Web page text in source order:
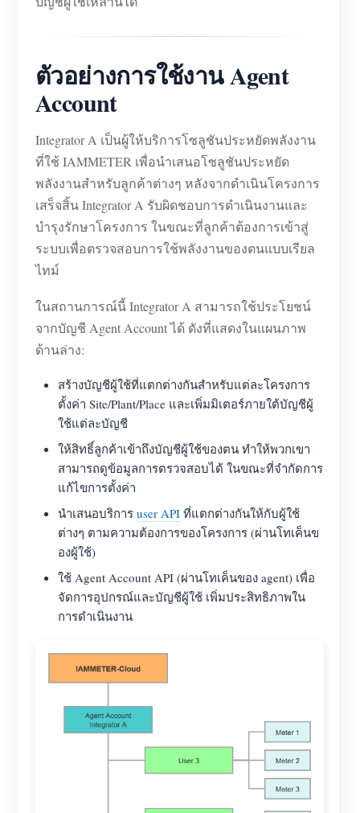
ตัวอย่างการใช้งาน Agent
Account
Integrator A เป็นผู้ให้บริการโซลูชันประหยัดพลังงาน
ที่ใช้ IAMMETER เพื่อนำเสนอโซลูชันประหยัด
พลังงานสำหรับลูกค้าต่างๆ หลังจากดำเนินโครงการ
เสร็จสิ้น Integrator A รับผิดชอบการดำเนินงานและ
บำรุงรักษาโครงการ ในขณะที่ลูกค้าต้องการเข้าสู่
ระบบเพื่อตรวจสอบการใช้พลังงานของตนแบบเรียล
ไทม์
ในสถานการณ์นี้ Integrator A สามารถใช้ประโยชน์
จากบัญชี Agent Account ได้ ดังที่แสดงในแผนภาพ
ด้านล่าง:
สร้างบัญชีผู้ใช้ที่แตกต่างกันสำหรับแต่ละโครงการ
ตั้งค่า Site/Plant/Place และเพิ่มมิเตอร์ภายใต้บัญชีผู้
ใช้แต่ละบัญชี
ให้สิทธิ์ลูกค้าเข้าถึงบัญชีผู้ใช้ของตน ทำให้พวกเขา
สามารถดูข้อมูลการตรวจสอบได้ ในขณะที่จำกัดการ
แก้ไขการตั้งค่า
นำเสนอบริการ user API ที่แตกต่างกันให้กับผู้ใช้
ต่างๆ ตามความต้องการของโครงการ (ผ่านโทเค็นข
องผู้ใช้)
ใช้ Agent Account API (ผ่านโทเค็นของ agent) เพื่อ
จัดการอุปกรณ์และบัญชีผู้ใช้ เพิ่มประสิทธิภาพใน
การดำเนินงาน